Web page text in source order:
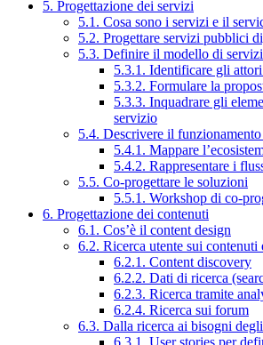
5. Progettazione dei servizi
5.1. Cosa sono i servizi e il
5.2. Progettare servizi pubblici
5.3. Definire il modello di
5.3.1. Identificare gli
5.3.2. Formulare la
5.3.3. Inquadrare gli
servizio
5.4. Descrivere il
5.4.1. Mappare
5.4.2. Rappresentare i
5.5. Co-progettare le soluzioni
5.5.1. Workshop di co-
6. Progettazione dei contenuti
6.1. Cos’è il content design
6.2. Ricerca utente sui
6.2.1. Content discovery
6.2.2. Dati di ricerca
6.2.3. Ricerca tramite
6.2.4. Ricerca sui forum
6.3. Dalla ricerca ai bisogni
6.3.1. User stories per